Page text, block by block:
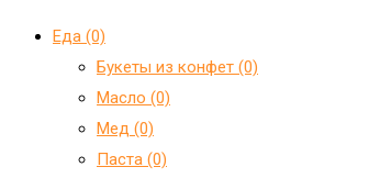
Еда (0)
Букеты из конфет (0)
Масло (0)
Мед (0)
Паста (0)